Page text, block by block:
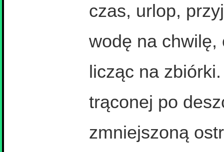
czas, urlop,
wodę na chwilę,
licząc na
trąconej po
zmniejszoną